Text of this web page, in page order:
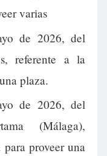
varias
de 2026, del
referente a la
plaza.
de 2026, del
(Málaga),
proveer una